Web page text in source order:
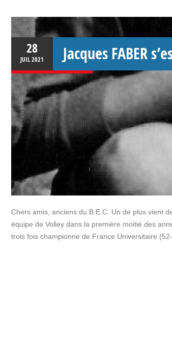
28
JUIL2021 Jacques FABER
Chers amis, anciens du B.E.C. Un de plus vient
équipe de Volley dans la première moitié des
trois fois championne de France Universitaire